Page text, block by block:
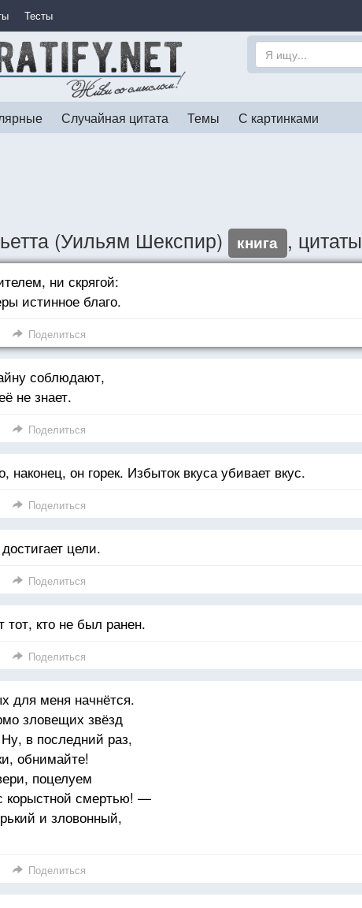
Тесты
Случайная цитата Темы С картинками
(Уильям Шекспир) книга , цитаты
ни скрягой:
истинное благо.
Поделиться
соблюдают,
не знает.
Поделиться
наконец, он горек. Избыток вкуса убивает вкус.
Поделиться
цели.
Поделиться
кто не был ранен.
Поделиться
для меня начнётся.
зловещих звёзд
в последний раз,
обнимайте!
поцелуем
корыстной смертью! —
и зловонный,
и разбей
Поделиться